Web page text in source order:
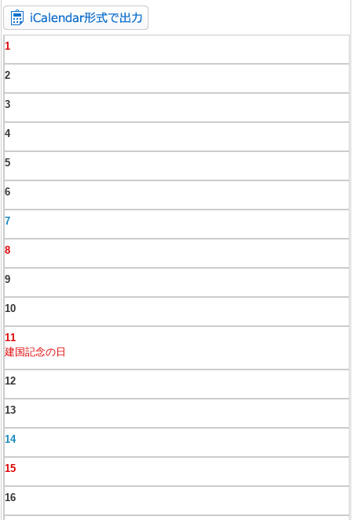
1
2
3
4
5
6
7
8
9
10
11
建国記念の日
12
13
14
15
16